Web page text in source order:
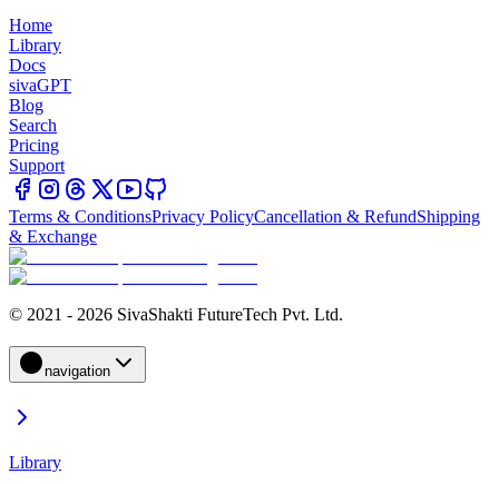
Home
Library
Docs
sivaGPT
Blog
Search
Pricing
Support
Terms & ConditionsPrivacy PolicyCancellation & RefundShipping
& Exchange
© 2021 - 2026 SivaShakti FutureTech Pvt. Ltd.
navigation
Library